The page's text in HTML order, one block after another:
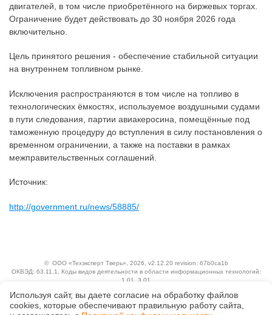
двигателей, в том числе приобретённого на биржевых торгах.
Ограничение будет действовать до 30 ноября 2026 года
включительно.
Цель принятого решения - обеспечение стабильной ситуации
на внутреннем топливном рынке.
Исключения распространяются в том числе на топливо в
технологических ёмкостях, используемое воздушными судами
в пути следования, партии авиакеросина, помещённые под
таможенную процедуру до вступления в силу постановления о
временном ограничении, а также на поставки в рамках
межправительственных соглашений.
Источник:
http://government.ru/news/58885/
© ООО «Техэксперт Тверь» , 2026, v2.12.20 revision: 67b0ca1b
ОКВЭД: 63.11.1, Коды видов деятельности в области информационных технологий:
1.01, 3.01
Технологии
Используя сайт, вы даете согласие на обработку файлов
сооkiеs, которые обеспечивают правильную работу сайта,